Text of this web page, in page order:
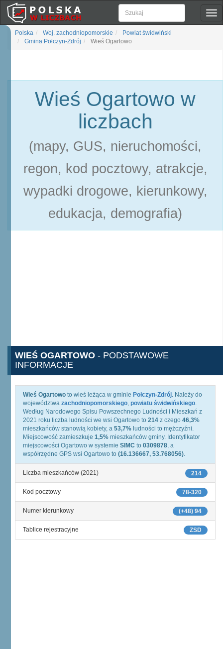
Polska Woj. zachodniopomorskie
Powiat świdwiński
Gmina Połczyn-Zdrój
Wieś Ogartowo
Wieś Ogartowo w
liczbach
(mapy, GUS, nieruchomości,
regon, kod pocztowy, atrakcje,
wypadki drogowe, kierunkowy,
edukacja, demografia)
WIEŚ OGARTOWO - PODSTAWOWE
INFORMACJE
Wieś Ogartowo to wieś leżąca w gminie Połczyn-Zdrój. Należy do
województwa zachodniopomorskiego, powiatu świdwińskiego.
Według Narodowego Spisu Powszechnego Ludności i Mieszkań z
2021 roku liczba ludności we wsi Ogartowo to 214 z czego 46,3%
mieszkańców stanowią kobiety, a 53,7% ludności to mężczyźni.
Miejscowość zamieszkuje 1,5% mieszkańców gminy. Identyfikator
miejscowości Ogartowo w systemie SIMC to 0309878, a
współrzędne GPS wsi Ogartowo to (16.136667, 53.768056).
214
Liczba mieszkańców (2021)
78-320
Kod pocztowy
(+48) 94
Numer kierunkowy
ZSD
Tablice rejestracyjne